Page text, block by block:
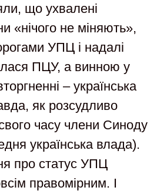
що ухвалені
«нічого не міняють»,
УПЦ і надалі
ПЦУ, а винною у
– українська
як розсудливо
часу члени Синоду
українська влада).
про статус УПЦ
правомірним. І